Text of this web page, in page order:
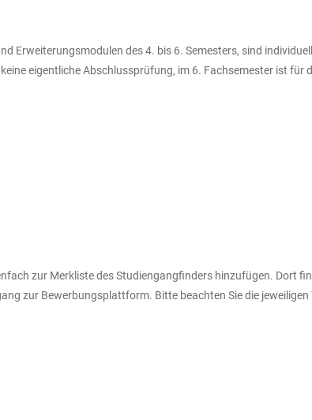
Erweiterungsmodulen des 4. bis 6. Semesters, sind
eigentliche Abschlussprüfung, im 6. Fachsemester ist
zur Merkliste des Studiengangfinders hinzufügen. Dort
zur Bewerbungsplattform. Bitte beachten Sie die jeweiligen